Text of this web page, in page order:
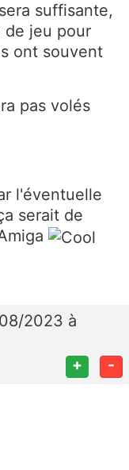
suffisante,
de jeu pour
ont souvent
pas volés
l'éventuelle
serait de
2023 à
+ -